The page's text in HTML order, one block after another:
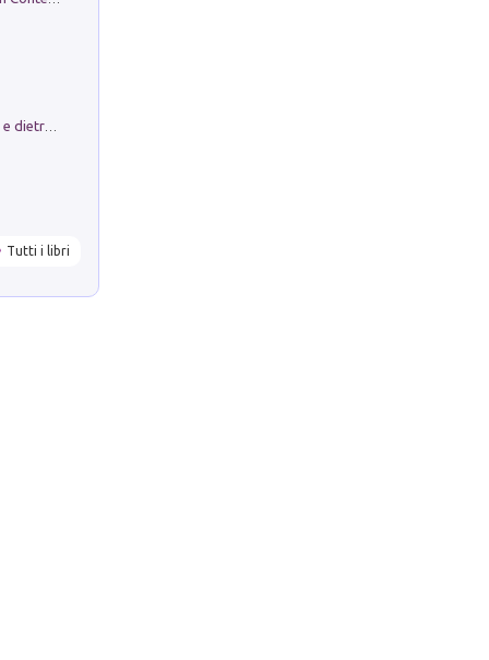
Tutti i libri